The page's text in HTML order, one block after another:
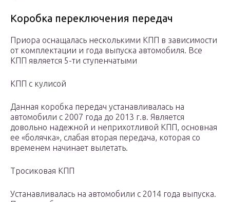
Коробка переключения передач
Приора оснащалась несколькими КПП в зависимости
от комплектации и года выпуска автомобиля. Все
КПП является 5-ти ступенчатыми
КПП с кулисой
Данная коробка передач устанавливалась на
автомобили с 2007 года до 2013 г.в. Является
довольно надежной и неприхотливой КПП, основная
ее «болячка», слабая вторая передача, которая со
временем начинает вылетать.
Тросиковая КПП
Устанавливалась на автомобили с 2014 года выпуска.